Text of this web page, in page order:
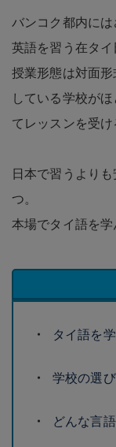
バンコク都内に
英語を習う在タイ
授業形態は対面
している学校が
てレッスンを受け
日本で習うより
つ。
本場でタイ語を学
タイ語を
学校の選
どんな言